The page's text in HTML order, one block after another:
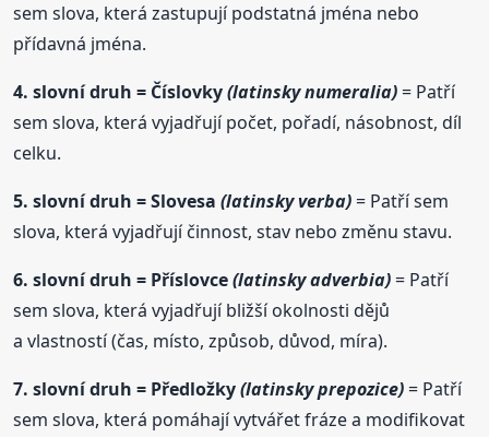
sem slova, která zastupují podstatná jména nebo
přídavná jména.
4. slovnídruh = Číslovky(latinsky numeralia) = Patří
sem slova, která vyjadřují počet, pořadí, násobnost, díl
celku.
5. slovnídruh = Slovesa(latinsky verba)= Patří sem
slova, která vyjadřují činnost, stav nebo změnu stavu.
6. slovnídruh = Příslovce(latinsky adverbia)= Patří
sem slova, která vyjadřují bližší okolnosti dějů
a vlastností (čas, místo, způsob, důvod, míra).
7. slovnídruh = Předložky(latinsky prepozice)= Patří
sem slova, která pomáhají vytvářet fráze a modifikovat